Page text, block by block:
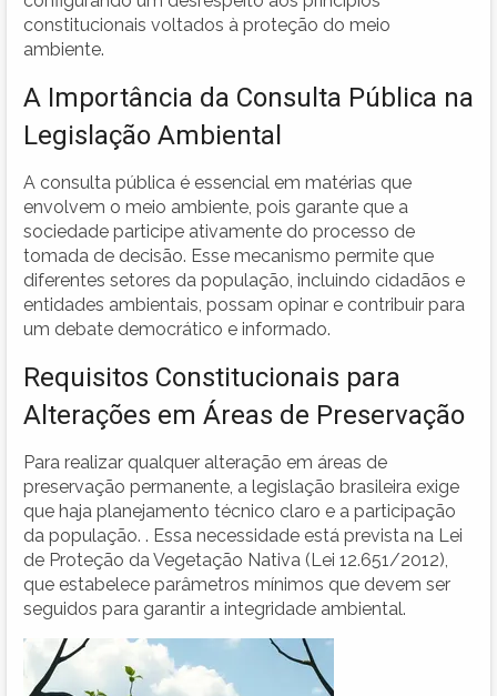
constitucionais voltados à proteção do meio
ambiente.
A Importância da Consulta Pública na
Legislação Ambiental
A consulta pública é essencial em matérias que
envolvem o meio ambiente, pois garante que a
sociedade participe ativamente do processo de
tomada de decisão. Esse mecanismo permite que
diferentes setores da população, incluindo cidadãos e
entidades ambientais, possam opinar e contribuir para
um debate democrático e informado.
Requisitos Constitucionais para
Alterações em Áreas de Preservação
Para realizar qualquer alteração em áreas de
preservação permanente, a legislação brasileira exige
que haja planejamento técnico claro e a participação
da população. . Essa necessidade está prevista na Lei
de Proteção da Vegetação Nativa (Lei 12.651/2012),
que estabelece parâmetros mínimos que devem ser
seguidos para garantir a integridade ambiental.